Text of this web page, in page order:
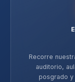
Recorre
auditorio,
posgrado y